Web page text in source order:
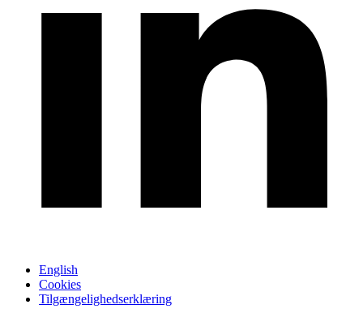
English
Cookies
Tilgængelighedserklæring